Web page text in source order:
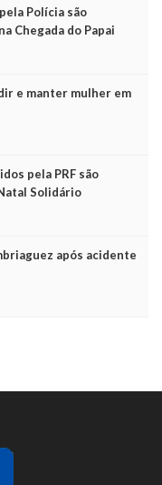
Polícia são
Chegada do Papai
e manter mulher em
pela PRF são
Solidário
após acidente